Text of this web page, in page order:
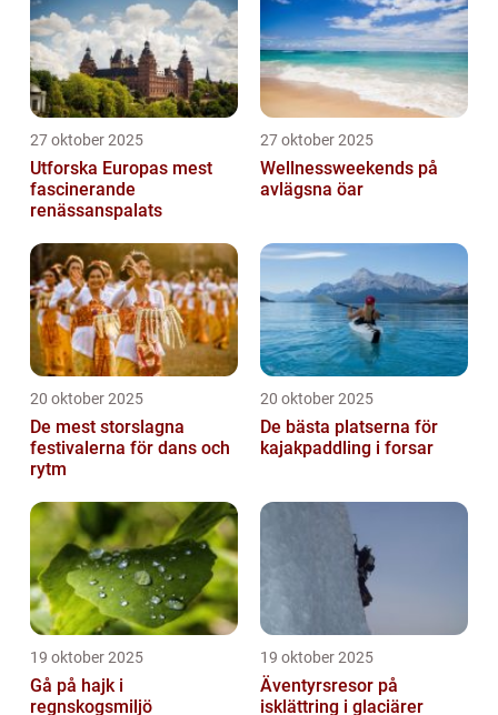
27 oktober 2025
Utforska Europas mest
fascinerande
renässanspalats
27 oktober 2025
Wellnessweekends på
avlägsna öar
20 oktober 2025
De mest storslagna
festivalerna för dans och
rytm
20 oktober 2025
De bästa platserna för
kajakpaddling i forsar
19 oktober 2025
Gå på hajk i
regnskogsmiljö
19 oktober 2025
Äventyrsresor på
isklättring i glaciärer